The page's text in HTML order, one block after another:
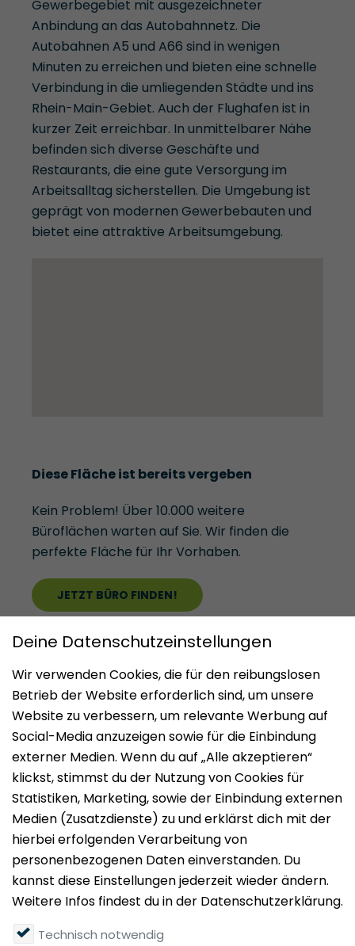
Gewerbegebiet mit ausgezeichneter
Anbindung an das Autobahnnetz. Die
Autobahnen A5 und A66 sind in wenigen
Minuten zu erreichen und bieten eine schnelle
Verbindung in die umliegenden Städte und ins
Rhein-Main-Gebiet. Auch der Flughafen ist in
kurzer Zeit erreichbar. In unmittelbarer Nähe
befinden sich diverse Geschäfte und
Restaurants, die eine gute Versorgung im
Arbeitsalltag sicherstellen. Die Umgebung ist
geprägt von modernen Gewerbebauten und
bietet eine attraktive Arbeitsumgebung.
Diese Fläche ist bereits vergeben
Kein Problem! Über 10.000 weitere
Büroflächen warten auf Sie. Wir finden die
perfekte Fläche für Ihr Vorhaben.
JETZT BÜRO FINDEN!
Impressum
Datenschutz
Nutzungsbedingungen
Mieten
Vermieten
Über uns